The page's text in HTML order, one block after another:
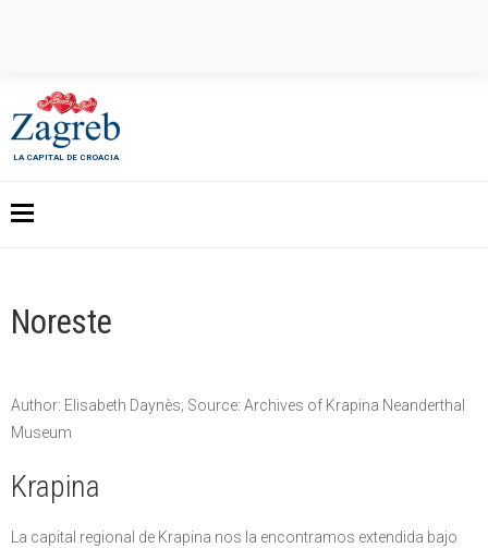
LA CAPITAL DE CROACIA
Noreste
Author: Elisabeth Daynès; Source: Archives of Krapina Neanderthal
Museum
Krapina
La capital regional de Krapina nos la encontramos extendida bajo